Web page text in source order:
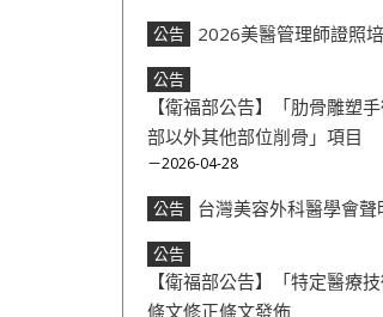
公告 2026美醫管理師證照
公告
【衛福部公告】「肋骨雕塑
部以外其他部位削骨」項目
－2026-04-28
公告 台灣美容外科醫學會聲
公告
【衛福部公告】「特定醫療
條文修正條文發佈